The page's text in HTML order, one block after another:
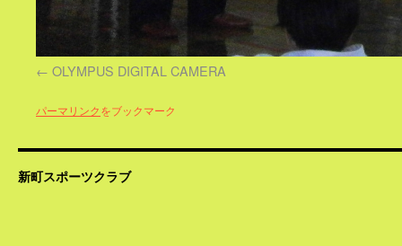
OLYMPUS DIGITAL CAMERA
パーマリンクをブックマーク
新町スポーツクラブ